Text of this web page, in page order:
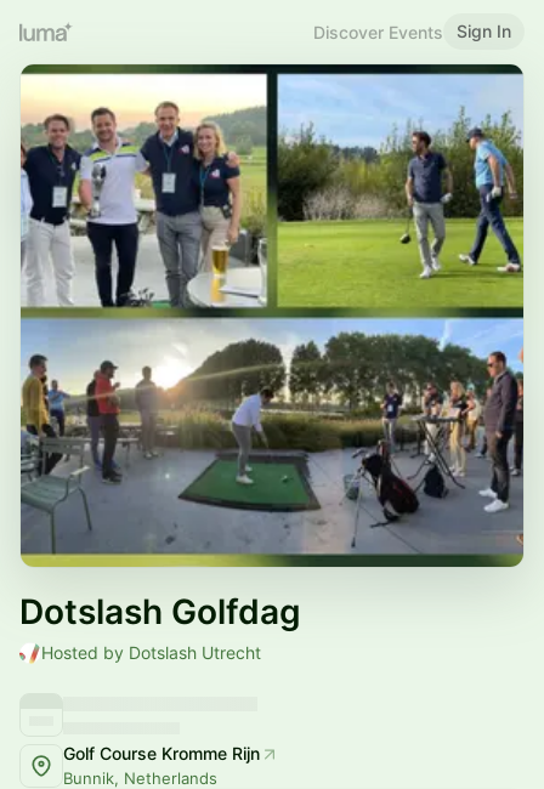
Discover Events Sign In
Dotslash Golfdag
Hosted by Dotslash Utrecht
Golf Course Kromme Rijn
Bunnik, Netherlands